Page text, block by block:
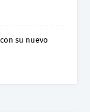
con su nuevo